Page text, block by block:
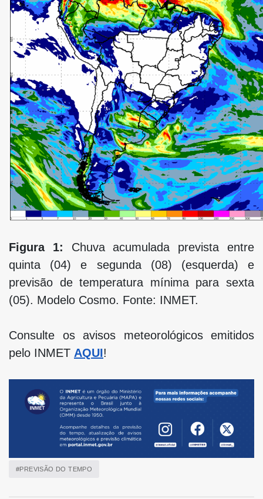
Figura 1: Chuva acumulada prevista entre
quinta (04) e segunda (08) (esquerda) e
previsão de temperatura mínima para sexta
(05). Modelo Cosmo. Fonte: INMET.
Consulte os avisos meteorológicos emitidos
pelo INMET AQUI!
#PREVISÃO DO TEMPO